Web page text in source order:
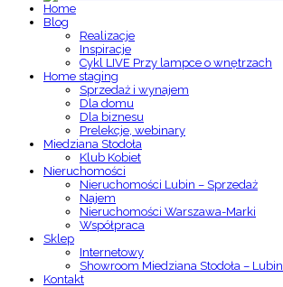
Home
Blog
Realizacje
Inspiracje
Cykl LIVE Przy lampce o wnętrzach
Home staging
Sprzedaż i wynajem
Dla domu
Dla biznesu
Prelekcje, webinary
Miedziana Stodoła
Klub Kobiet
Nieruchomości
Nieruchomości Lubin – Sprzedaż
Najem
Nieruchomości Warszawa-Marki
Współpraca
Sklep
Internetowy
Showroom Miedziana Stodoła – Lubin
Kontakt